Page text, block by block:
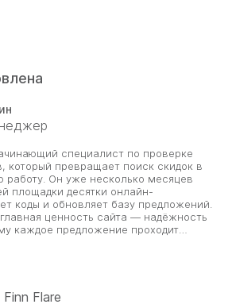
специалист по проверке
который превращает поиск скидок в
работу. Он уже несколько месяцев
площадки десятки онлайн-
коды и обновляет базу предложений.
ценность сайта — надёжность
каждое предложение проходит
и сроки. Его цель — помочь
а найденные им промокоды
Finn Flare